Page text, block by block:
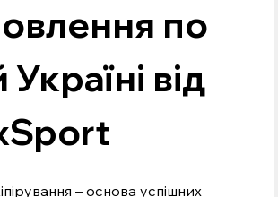
по
Україні від
– основа успішних